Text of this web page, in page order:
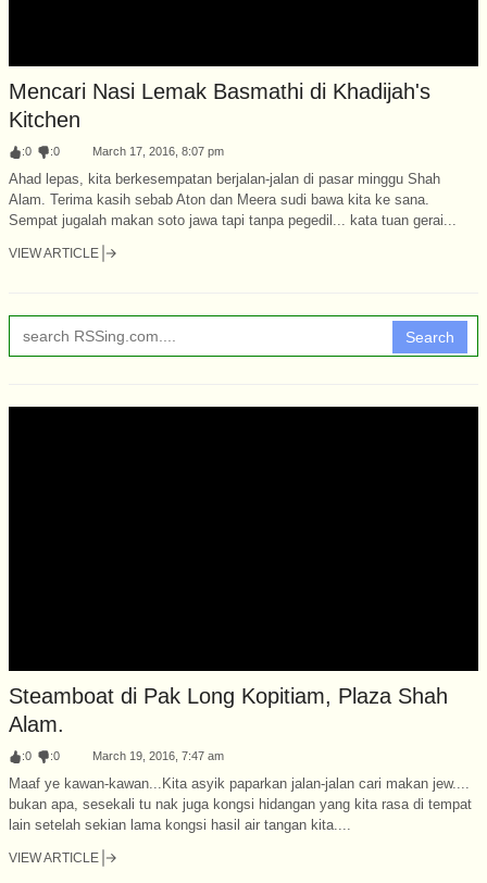
Mencari Nasi Lemak Basmathi di Khadijah's
Kitchen
:0 :0 March 17, 2016, 8:07 pm
Ahad lepas, kita berkesempatan berjalan-jalan di pasar minggu Shah
Alam. Terima kasih sebab Aton dan Meera sudi bawa kita ke sana.
Sempat jugalah makan soto jawa tapi tanpa pegedil... kata tuan gerai...
VIEW ARTICLE
Search
Steamboat di Pak Long Kopitiam, Plaza Shah
Alam.
:0 :0 March 19, 2016, 7:47 am
Maaf ye kawan-kawan...Kita asyik paparkan jalan-jalan cari makan jew....
bukan apa, sesekali tu nak juga kongsi hidangan yang kita rasa di tempat
lain setelah sekian lama kongsi hasil air tangan kita....
VIEW ARTICLE